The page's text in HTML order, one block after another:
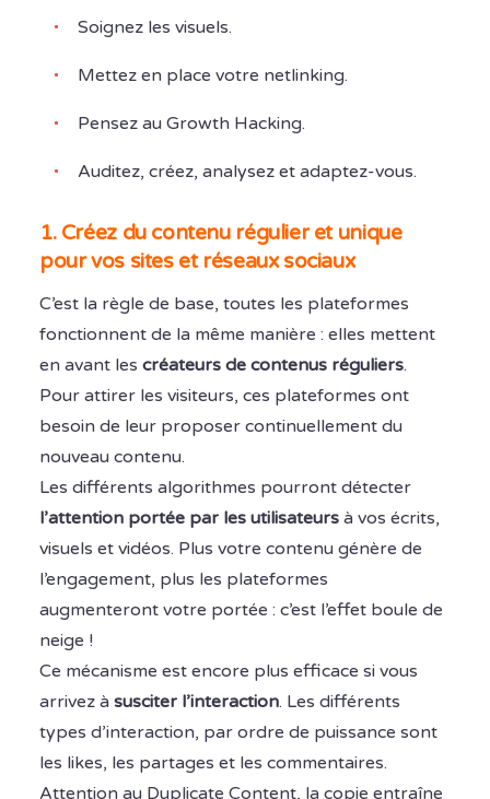
Soignez les visuels.
Mettez en place votre netlinking.
Pensez au Growth Hacking.
Auditez, créez, analysez et adaptez-vous.
1. Créez du contenu régulier et unique
pour vos sites et réseaux sociaux
C’est la règle de base, toutes les plateformes
fonctionnent de la même manière : elles mettent
en avant les créateurs de contenus réguliers.
Pour attirer les visiteurs, ces plateformes ont
besoin de leur proposer continuellement du
nouveau contenu.
Les différents algorithmes pourront détecter
l’attention portée par les utilisateurs à vos écrits,
visuels et vidéos. Plus votre contenu génère de
l’engagement, plus les plateformes
augmenteront votre portée : c’est l’effet boule de
neige !
Ce mécanisme est encore plus efficace si vous
arrivez à susciter l’interaction. Les différents
types d’interaction, par ordre de puissance sont
les likes, les partages et les commentaires.
Attention au Duplicate Content, la copie entraîne